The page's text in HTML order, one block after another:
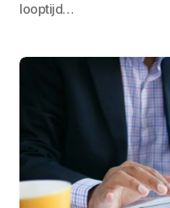
looptijd…